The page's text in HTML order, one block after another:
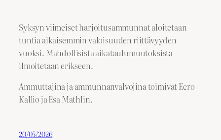
Syksyn viimeiset harjoitusammunnat aloitetaan
tuntia aikaisemmin valoisuuden riittävyyden
vuoksi. Mahdollisista aikataulumuutoksista
ilmoitetaan erikseen.
Ammuttajina ja ammunnanvalvojina toimivat Eero
Kallio ja Esa Mathlin.
20/05/2026